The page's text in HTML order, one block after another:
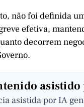
não foi definida
efetiva,
decorrem
asistida por IA